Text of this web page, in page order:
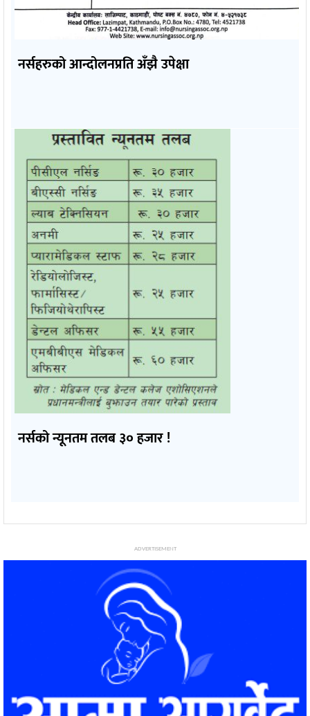
नर्सहरुको आन्दोलनप्रति अँझै उपेक्षा
नर्सको न्यूनतम तलब ३० हजार !
ADVERTISEMENT